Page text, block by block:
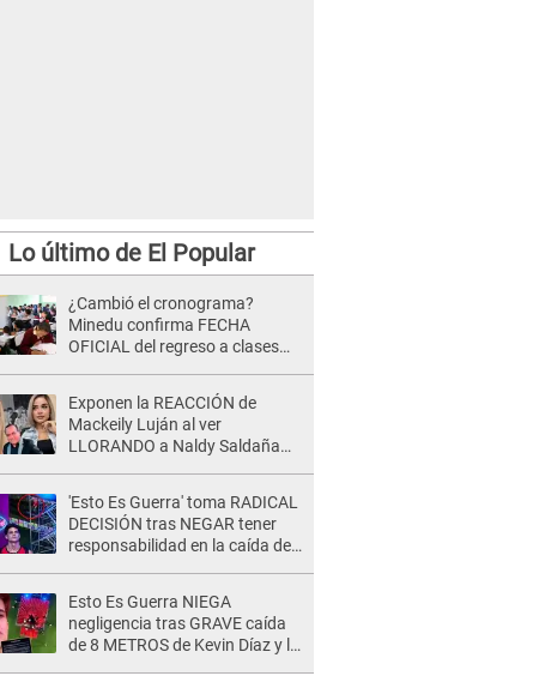
Lo último de El Popular
¿Cambió el cronograma?
Minedu confirma FECHA
OFICIAL del regreso a clases
Exponen la REACCIÓN de
Mackeily Luján al ver
LLORANDO a Naldy Saldaña
'Esto Es Guerra' toma RADICAL
DECISIÓN tras NEGAR tener
responsabilidad en la caída de
Esto Es Guerra NIEGA
negligencia tras GRAVE caída
de 8 METROS de Kevin Díaz y lo